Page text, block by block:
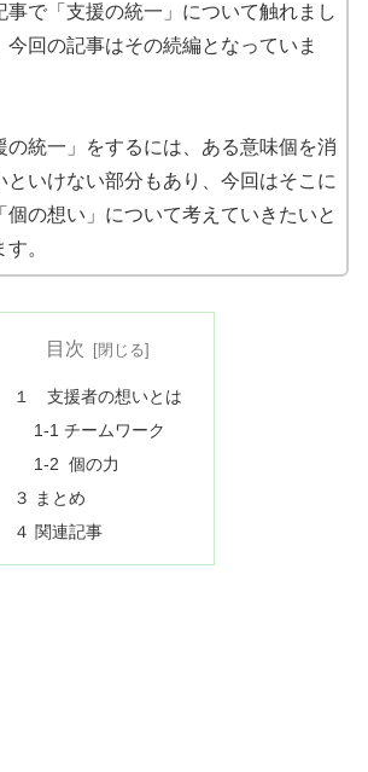
事で「支援の統一」について触れまし
今回の記事はその続編となっていま
の統一」をするには、ある意味個を消
といけない部分もあり、今回はそこに
個の想い」について考えていきたいと
。
目次
１ 支援者の想いとは
1-1 チームワーク
1-2 個の力
３ まとめ
４ 関連記事